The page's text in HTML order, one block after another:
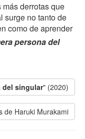
derrotas que
surge no tanto de
como de aprender
persona del
del singular" (2020)
de Haruki Murakami